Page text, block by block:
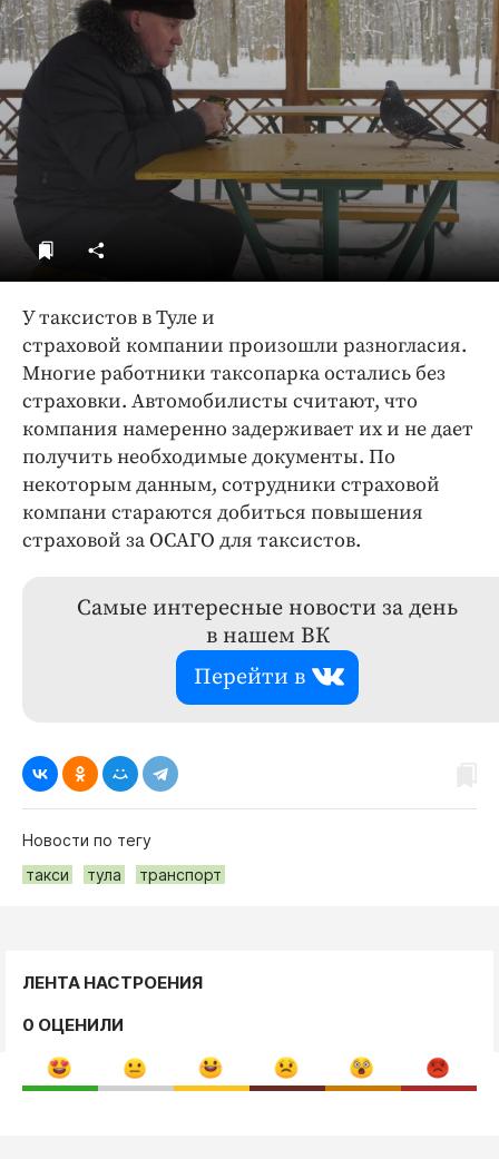
ДоброЦентр
Голодный шпион
У таксистов в Туле и
страховой компании произошли разногласия.
Многие работники таксопарка остались без
страховки. Автомобилисты считают, что
компания намеренно задерживает их и не дает
получить необходимые документы. По
некоторым данным, сотрудники страховой
компани стараются добиться повышения
страховой за ОСАГО для таксистов.
Самые интересные новости за день
в нашем ВК
Перейти в
Новости по тегу
такси
тула транспорт
ЛЕНТА НАСТРОЕНИЯ
0 ОЦЕНИЛИ